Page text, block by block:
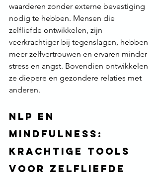
waarderen zonder externe bevestiging
nodig te hebben. Mensen die
zelfliefde ontwikkelen, zijn
veerkrachtiger bij tegenslagen, hebben
meer zelfvertrouwen en ervaren minder
stress en angst. Bovendien ontwikkelen
ze diepere en gezondere relaties met
anderen.
NLP en
Mindfulness:
krachtige tools
voor zelfliefde